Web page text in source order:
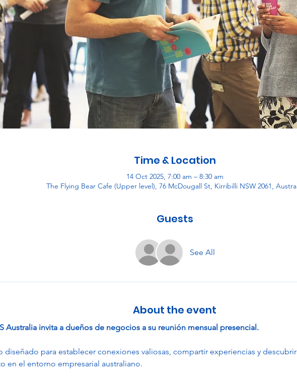
Time & Location
14 Oct 2025, 7:00 am – 8:30 am
The Flying Bear Cafe (Upper level), 76 McDougall St, Kirribilli NSW 2061,
Guests
See All
About the event
Australia invita a dueños de negocios a su reunión mensual presencial.
diseñado para establecer conexiones valiosas, compartir experiencias y
en el entorno empresarial australiano.